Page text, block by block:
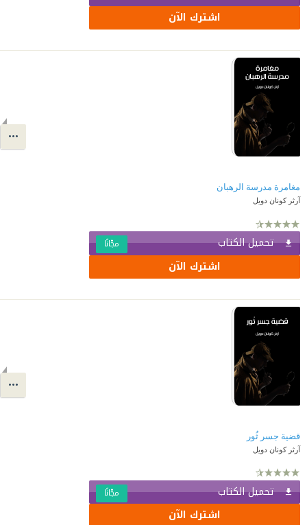
اشترك الآن
مغامرة مدرسة الرهبان
آرثر كونان دويل
تحميل الكتاب مجّانًا
اشترك الآن
قضية جسر ثُور
آرثر كونان دويل
تحميل الكتاب مجّانًا
اشترك الآن